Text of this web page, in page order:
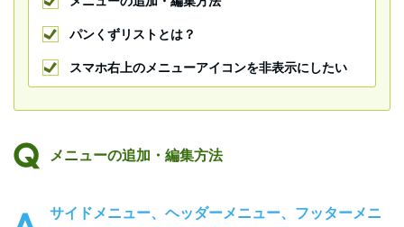
パンくずリストとは？
スマホ右上のメニューアイコンを非表示にしたい
メニューの追加・編集方法
サイドメニュー、ヘッダーメニュー、フッターメニ